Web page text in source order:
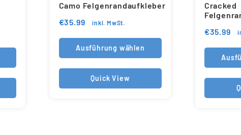
Camo Felgenrandaufkleber
€35.99 inkl. MwSt.
Ausführung wählen
Quick View
Cracked
€35.99